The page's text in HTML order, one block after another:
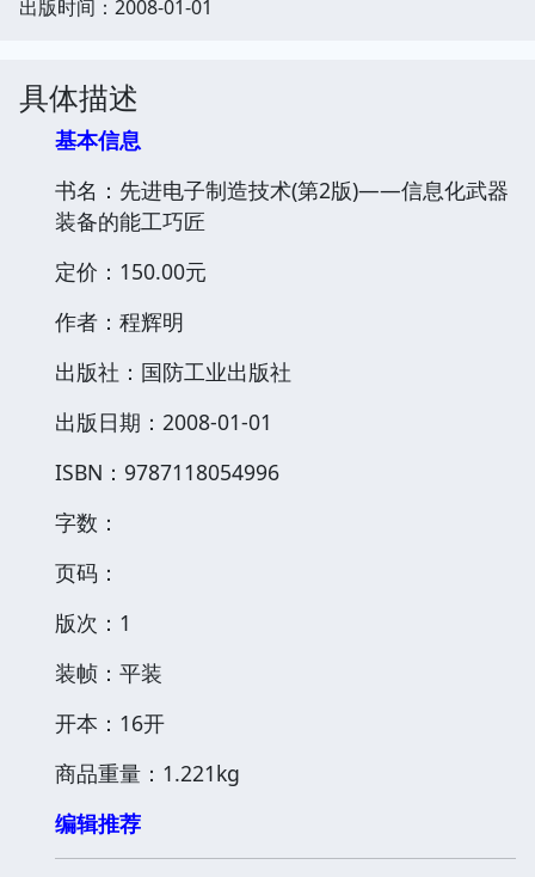
出版时间：2008-01-01
具体描述
基本信息
书名：先进电子制造技术(第2版)——信息化武器
装备的能工巧匠
定价：150.00元
作者：程辉明
出版社：国防工业出版社
出版日期：2008-01-01
ISBN：9787118054996
字数：
页码：
版次：1
装帧：平装
开本：16开
商品重量：1.221kg
编辑推荐